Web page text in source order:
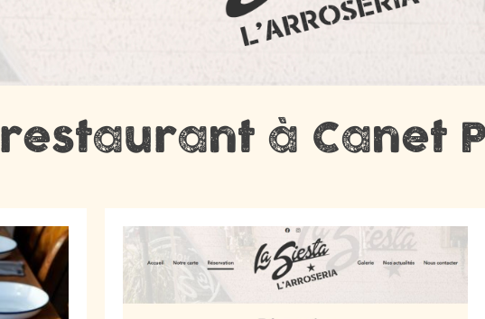
restaurant à Canet